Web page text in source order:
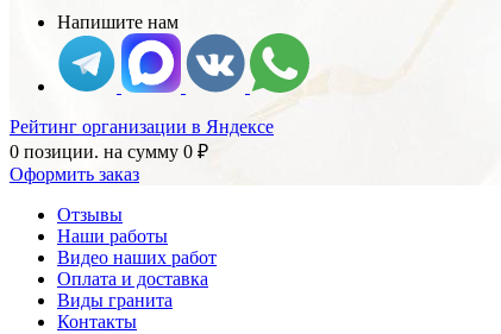
Напишите нам
Рейтинг организации в Яндексе
0 позиции. на сумму 0 ₽
Оформить заказ
Отзывы
Наши работы
Видео наших работ
Оплата и доставка
Виды гранита
Контакты